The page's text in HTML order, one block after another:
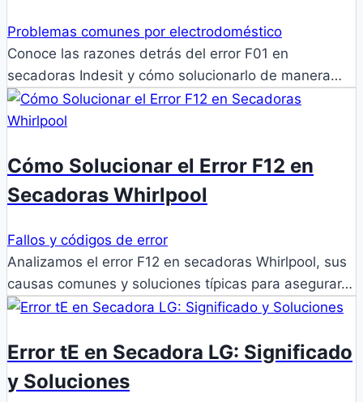
Problemas comunes por electrodoméstico
Conoce las razones detrás del error F01 en
secadoras Indesit y cómo solucionarlo de manera…
Cómo Solucionar el Error F12 en
Secadoras Whirlpool
Fallos y códigos de error
Analizamos el error F12 en secadoras Whirlpool, sus
causas comunes y soluciones típicas para asegurar…
Error tE en Secadora LG: Significado
y Soluciones